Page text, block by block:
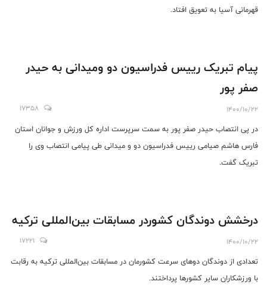
قهرمانی آسیا به تعویق افتاد.
پیام تبریک رییس فدراسیون دو ومیدانی به حیدر
صفر پور
1400/10/22
17358
در پی انتصاب حیدر صفر پور به سمت سرپرست اداره کل ورزش و جوانان استان
فارس هاشم صیامی رییس فدراسیون دو‌ و میدانی طی پیامی انتصاب وی را
تبریک گفت.
درخشش دوندگان کشوردر مسابقات بین‌المللی ترکیه
1400/10/22
17221
تعدادی از دوندگان دوهای سرعت کشورمان در مسابقات بین‌المللی ترکیه به رقابت
با ورزشکاران سایر کشورها پرداختند.